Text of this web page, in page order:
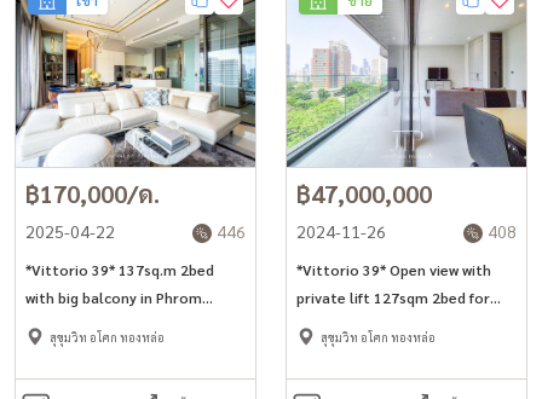
฿170,000/ด.
2025-04-22 446
*Vittorio 39* 137sq.m 2bed
with big balcony in Phrom
Phong station area.
สุขุมวิท อโศก ทองหล่อ
฿47,000,000
2024-11-26 408
*Vittorio 39* Open view with
private lift 127sqm 2bed for
rent in Phrom Phong.
สุขุมวิท อโศก ทองหล่อ